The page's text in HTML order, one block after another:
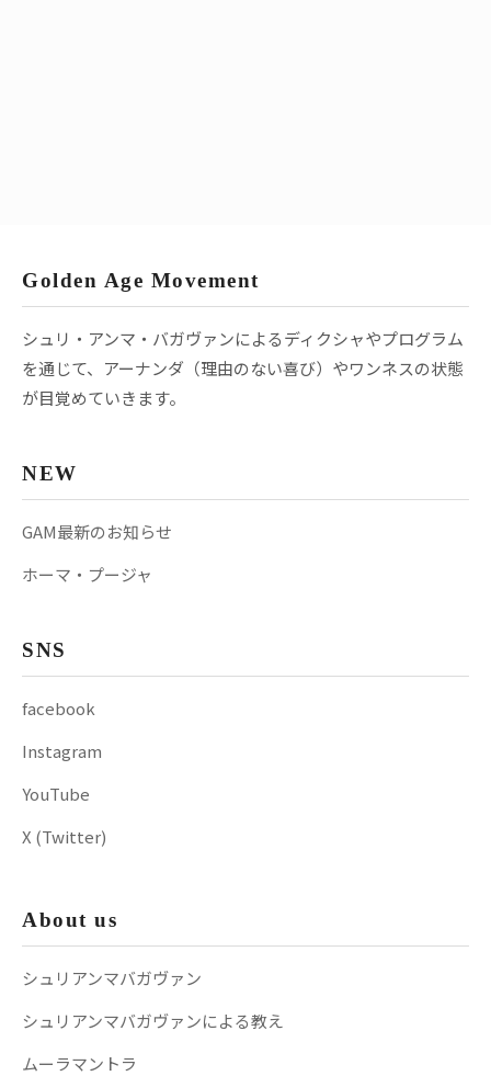
Golden Age Movement
シュリ・アンマ・バガヴァンによるディクシャやプログラム
を通じて、アーナンダ（理由のない喜び）やワンネスの状態
が目覚めていきます。
NEW
GAM最新のお知らせ
ホーマ・プージャ
SNS
facebook
Instagram
YouTube
X (Twitter)
About us
シュリアンマバガヴァン
シュリアンマバガヴァンによる教え
ムーラマントラ